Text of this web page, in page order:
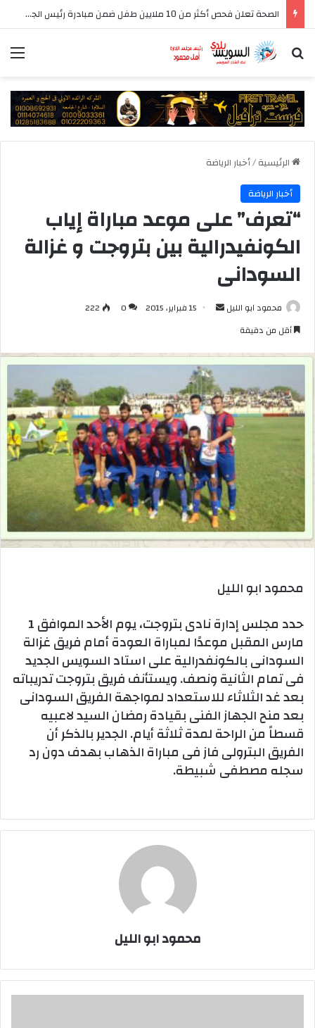
الصحة تعلن فحص أكثر من 10 ملايين طفل ضمن مبادرة رئيس الجمهورية للكشف المبكر وعلاج فقدان السمع لدى حديثي الولادة
بحث عن
الرئيسية/أخبار الرياضة
أخبار الرياضة
“تعرف” على موعد مباراة إياب
الكونفيدرالية بين بتروجت و غزالة
السودانى
محمود ابو الليل
أرسل 15 فبراير، 2015 0
222
أقل من دقيقة
محمود ابو الليل
حدد مجلس إدارة نادى بتروجت، يوم الأحد الموافق 1
مارس المقبل موعدًا لمباراة العودة أمام فريق غزالة
السودانى بالكونفدرالية على استاد السويس الجديد
فى تمام الثانية ونصف. ويستأنف فريق بتروجت تدريباته
بعد غد الثلاثاء للاستعداد لمواجهة الفريق السودانى
بعد منح الجهاز الفنى بقيادة رمضان السيد لاعبيه
قسطاً من الراحة لمدة ثلاثة أيام. الجدير بالذكر أن
الفريق البترولى فاز فى مباراة الذهاب بهدف دون رد
سجله مصطفى شبيطة.
محمود ابو الليل